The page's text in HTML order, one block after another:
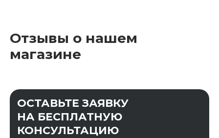
Отзывы о нашем
магазине
ОСТАВЬТЕ ЗАЯВКУ
НА БЕСПЛАТНУЮ
КОНСУЛЬТАЦИЮ